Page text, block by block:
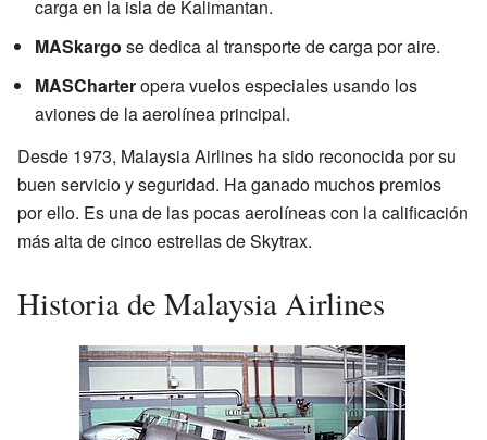
carga en la isla de Kalimantan.
MASkargo se dedica al transporte de carga por aire.
MASCharteropera vuelos especiales usando los
aviones de la aerolínea principal.
Desde 1973, Malaysia Airlines ha sido reconocida por su
buen servicio y seguridad. Ha ganado muchos premios
por ello. Es una de las pocas aerolíneas con la calificación
más alta de cinco estrellas de Skytrax.
Historia de Malaysia Airlines